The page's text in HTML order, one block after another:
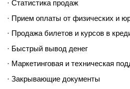
· Статистика продаж
· Прием оплаты от физических и
· Продажа билетов и курсов в
· Быстрый вывод денег
· Маркетинговая и техническая
· Закрывающие документы